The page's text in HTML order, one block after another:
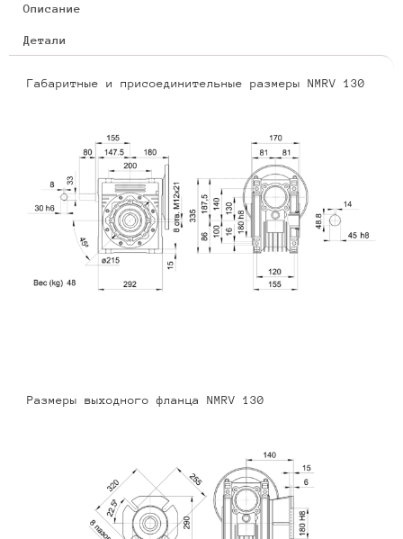
Описание
Детали
Габаритные и присоединительные размеры NMRV 130
Размеры выходного фланца NMRV 130